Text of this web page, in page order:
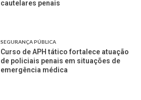
cautelares penais
SEGURANÇA PÚBLICA
Curso de APH tático fortalece atuação
de policiais penais em situações de
emergência médica